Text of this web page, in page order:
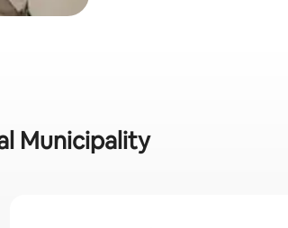
Municipality